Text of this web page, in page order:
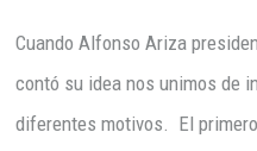
Cuando Alfonso Ariza
contó su idea nos unimos de
diferentes motivos. El